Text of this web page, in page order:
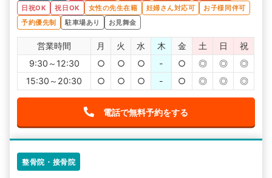
日祝OK
祝日OK 女性の先生在籍 妊婦さん対応可
お子様同伴可
予約優先制
駐車場あり お見舞金
営業時間 月 火 水 木 金 土 日
祝
9:30～12:30
○ ○ ○ - ○ ◎ ◎
◎
15:30～20:30
○ ○ ○ - ○ ◎ ◎ ◎
電話で無料予約をする
整骨院・接骨院